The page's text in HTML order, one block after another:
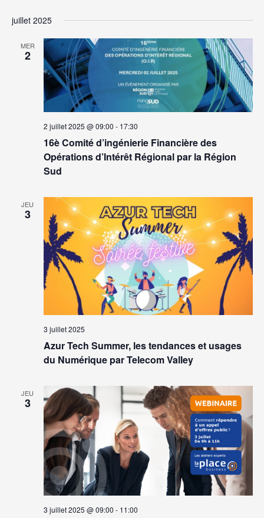
juillet 2025
MER
2
16è Comité d’ingénierie Financière des
Opérations d’Intérêt Régional par la Région
Sud
2 juillet 2025 @ 09:00 - 17:30
JEU
3
Azur Tech Summer, les tendances et usages
du Numérique par Telecom Valley
3 juillet 2025
JEU
3
3 juillet 2025 @ 09:00 - 11:00